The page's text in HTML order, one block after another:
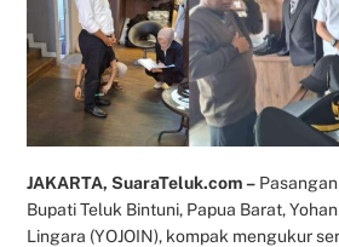
JAKARTA, SuaraTeluk.com –
Bupati Teluk Bintuni, Papua Barat,
Lingara (YOJOIN), kompak mengukur